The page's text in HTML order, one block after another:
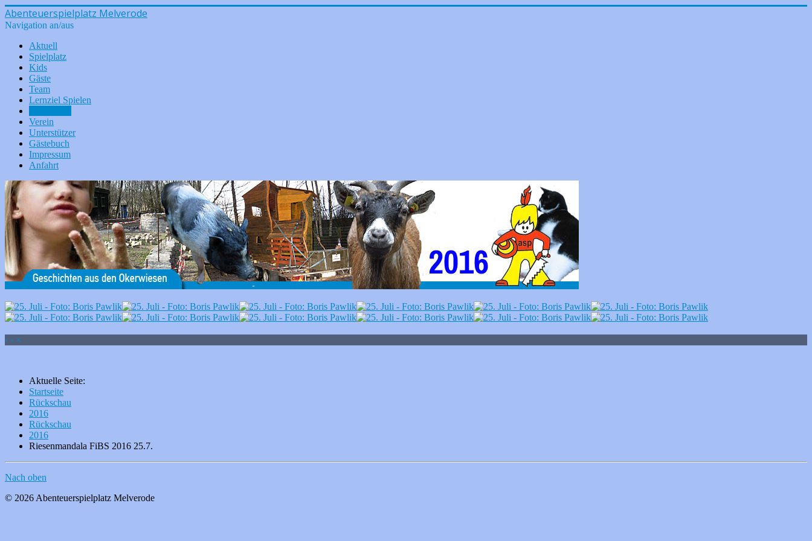
Abenteuerspielplatz Melverode
Navigation an/aus
Aktuell
Spielplatz
Kids
Gäste
Team
Lernziel Spielen
Verein
Unterstützer
Gästebuch
Impressum
Anfahrt
‹ › ×
Aktuelle Seite:
Startseite
Rückschau
2016
Rückschau
2016
Riesenmandala FiBS 2016 25.7.
Nach oben
© 2026 Abenteuerspielplatz Melverode